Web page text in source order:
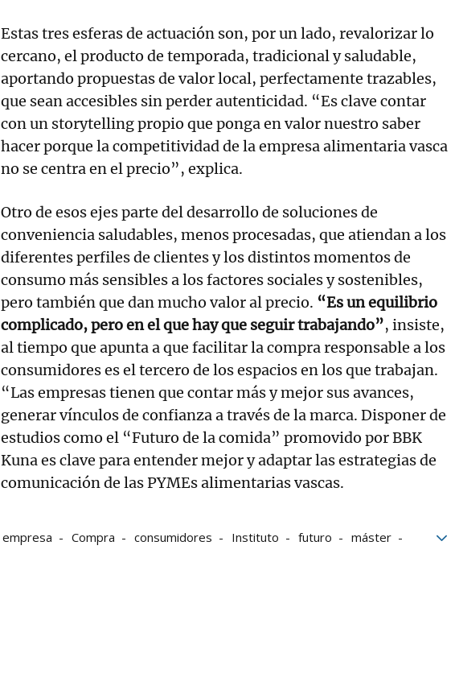
Estas tres esferas de actuación son, por un lado, revalorizar lo
cercano, el producto de temporada, tradicional y saludable,
aportando propuestas de valor local, perfectamente trazables,
que sean accesibles sin perder autenticidad. “Es clave contar
con un storytelling propio que ponga en valor nuestro saber
hacer porque la competitividad de la empresa alimentaria vasca
no se centra en el precio”, explica.
Otro de esos ejes parte del desarrollo de soluciones de
conveniencia saludables, menos procesadas, que atiendan a los
diferentes perfiles de clientes y los distintos momentos de
consumo más sensibles a los factores sociales y sostenibles,
pero también que dan mucho valor al precio. “Es un equilibrio
complicado, pero en el que hay que seguir trabajando”, insiste,
al tiempo que apunta a que facilitar la compra responsable a los
consumidores es el tercero de los espacios en los que trabajan.
“Las empresas tienen que contar más y mejor sus avances,
generar vínculos de confianza a través de la marca. Disponer de
estudios como el “Futuro de la comida” promovido por BBK
Kuna es clave para entender mejor y adaptar las estrategias de
comunicación de las PYMEs alimentarias vascas.
empresa Compra consumidores Instituto futuro
máster